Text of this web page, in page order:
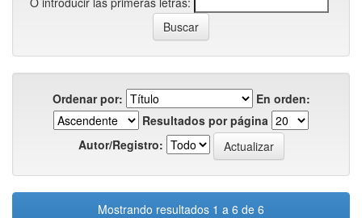
Ordenar por:
En orden:
Resultados por página
Autor/Registro:
Mostrando resultados 1 a 6 de 6